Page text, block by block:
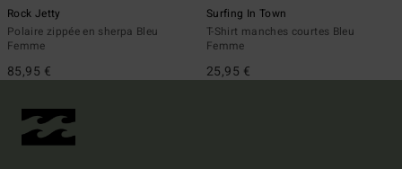
Rock Jetty
Polaire zippée en sherpa Bleu
Femme
85,95 €
Surfing In Town
T-Shirt manches courtes Bleu
Femme
25,95 €